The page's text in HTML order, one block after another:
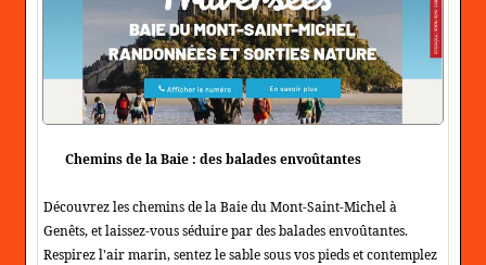
Chemins de la Baie : des balades envoûtantes
Découvrez les chemins de la Baie du Mont-Saint-Michel à
Genêts, et laissez-vous séduire par des balades envoûtantes.
Respirez l'air marin, sentez le sable sous vos pieds et contemplez